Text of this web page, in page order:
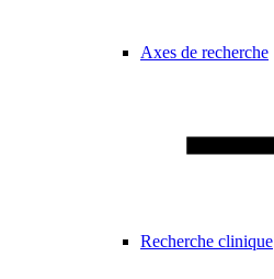
Axes de recherche
Recherche clinique